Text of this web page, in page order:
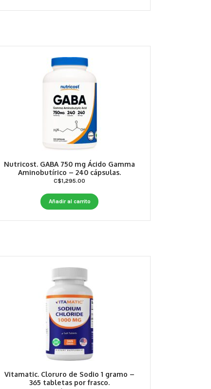
Nutricost. GABA 750 mg Ácido Gamma
Aminobutírico – 240 cápsulas.
C$1,295.00
Añadir al carrito
Vitamatic. Cloruro de Sodio 1 gramo –
365 tabletas por frasco.